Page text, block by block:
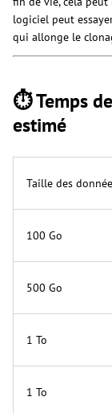
logiciel peut
qui allonge le
⏱ Temps
estimé
Taille des
100 Go
500 Go
1 To
1 To